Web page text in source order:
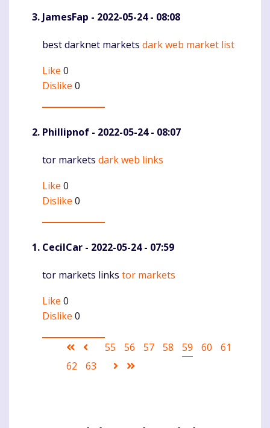
JamesFap - 2022-05-24 - 08:08
Komentaras
best darknet markets dark web market list
Like 0
Dislike 0
Phillipnof - 2022-05-24 - 08:07
Komentaras
tor markets dark web links
Like 0
Dislike 0
CecilCar - 2022-05-24 - 07:59
Komentaras
tor markets links tor markets
Like 0
Dislike 0
Pagination
First
page
Ankstesnis
puslapis
Puslapis
55 Puslapis
56 Puslapis
57 Puslapis
58
Current
59 Puslapis
60 Puslapis
61
Puslapis
62 Puslapis
63
Sekantis